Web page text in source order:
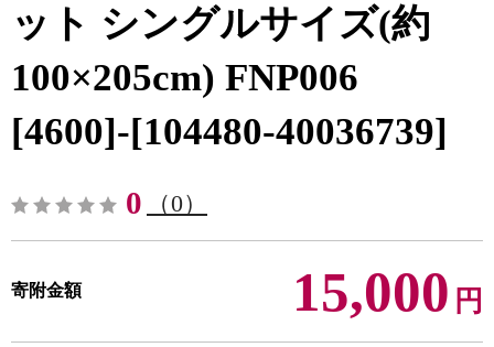
ット シングルサイズ(約
100×205cm) FNP006
[4600]-[104480-40036739]
0 （0）
寄附金額 15,000 円